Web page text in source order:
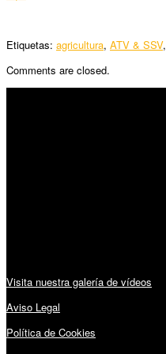
Etiquetas: agricultura, ATV & SSV,
Comments are closed.
Visita nuestra galería de vídeos
Aviso Legal
Política de Cookies